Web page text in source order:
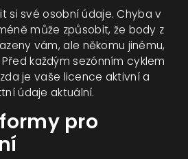
si své osobní údaje. Chyba v
může způsobit, že body z
vám, ale někomu jinému,
každým sezónním cyklem
je vaše licence aktivní a
údaje aktuální.
pro